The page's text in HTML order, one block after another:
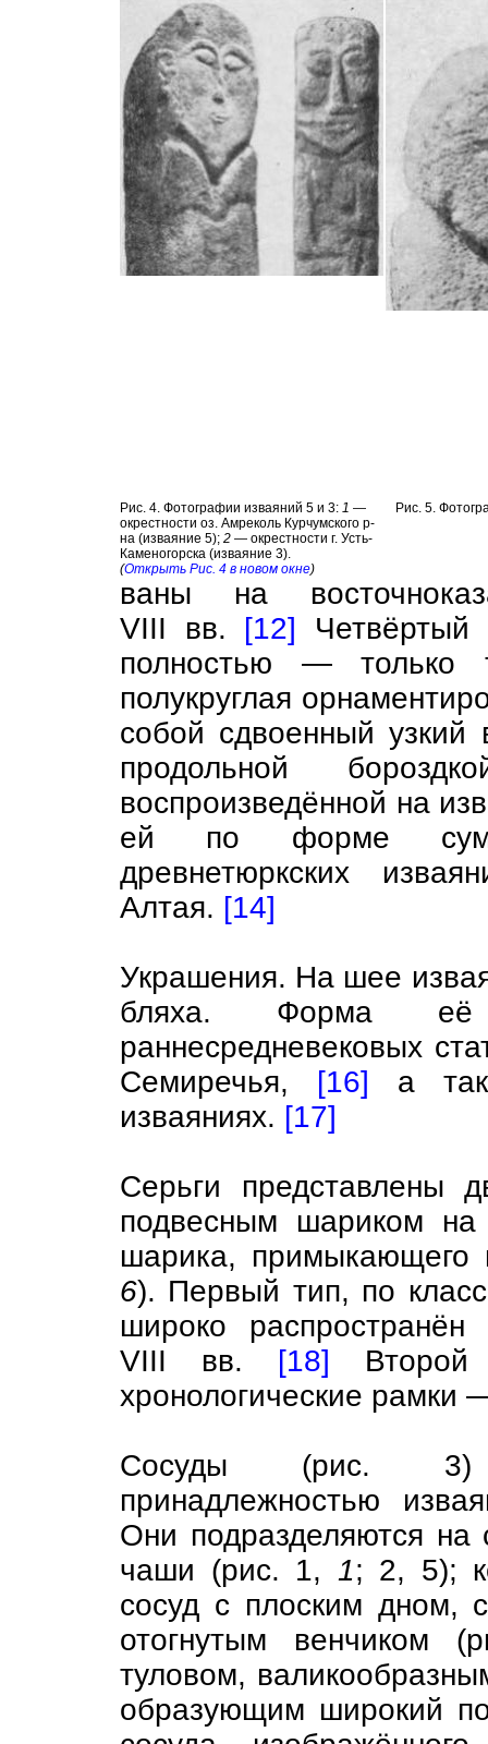
Рис. 4. Фотографии изваяний 5 и 3: 1 —
окрестности оз. Амреколь Курчумского р-
на (изваяние 5); 2 — окрестности г. Усть-
Каменогорска (изваяние 3).
(Открыть Рис. 4 в новом окне)
Рис. 5.
ваны на
VIII вв. [12]
полностью — только
полукруглая
собой сдвоенный узкий
продольной
воспроизведённой на
ей по форме
древнетюркских
Алтая. [14]
Украшения. На шее
бляха. Форма её
раннесредневековых
Семиречья, [16] а
изваяниях. [17]
Серьги представлены
подвесным шариком
шарика, примыкающего
6). Первый тип, по
широко
VIII вв. [18] Второй
хронологические рамки
Сосуды (рис. 3)
принадлежностью
Они подразделяются на
чаши (рис. 1, 1; 2, 5);
сосуд с плоским дном,
отогнутым венчиком
туловом,
образующим широкий